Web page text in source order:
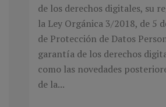
de los derechos digitales, su
la Ley Orgánica 3/2018, de 5
de Protección de Datos
garantía de los derechos
como las novedades
de la...